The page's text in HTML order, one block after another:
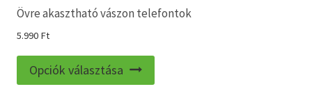
Övre akasztható vászon telefontok
5.990 Ft
Opciók választása
a